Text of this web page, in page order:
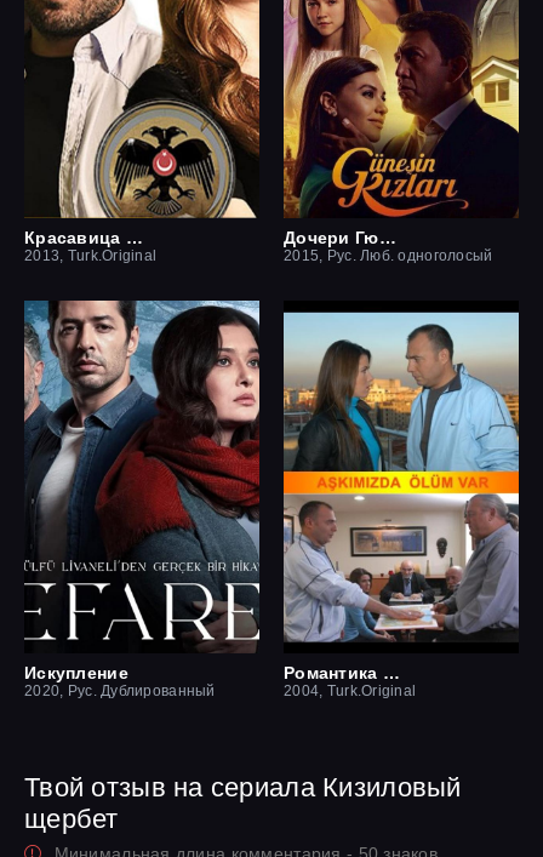
Красавица и чудовище
2013, Turk.Original
Дочери Гюнеш
2015, Рус. Люб. одноголосый
Искупление
2020, Рус. Дублированный
Романтика смерти
2004, Turk.Original
Твой отзыв на сериала Кизиловый
щербет